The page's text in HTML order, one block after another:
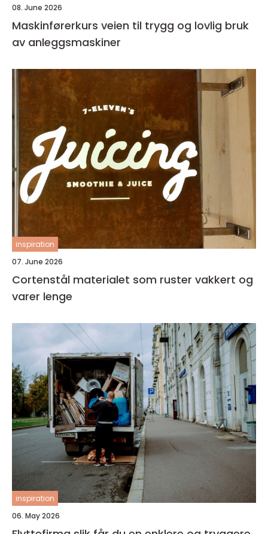
08. June 2026
Maskinførerkurs veien til trygg og lovlig bruk
av anleggsmaskiner
inspiration
07. June 2026
Cortenstål materialet som ruster vakkert og
varer lenge
inspiration
06. May 2026